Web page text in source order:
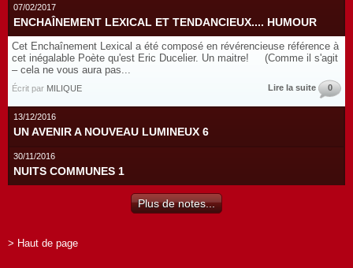
07/02/2017
ENCHAÎNEMENT LEXICAL ET TENDANCIEUX.... HUMOUR
Cet Enchaînement Lexical a été composé en révérencieuse référence à
cet inégalable Poète qu'est Eric Ducelier. Un maitre! (Comme il s'agit
– cela ne vous aura pas...
Écrit par MILIQUE Lire la suite 0
13/12/2016
UN AVENIR A NOUVEAU LUMINEUX 6
30/11/2016
NUITS COMMUNES 1
Plus de notes...
> Haut de page